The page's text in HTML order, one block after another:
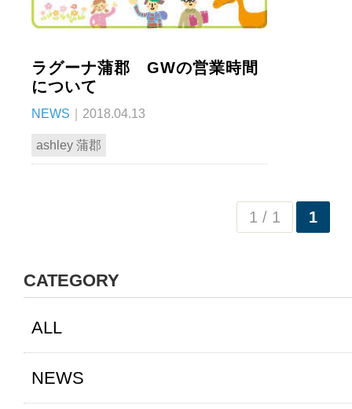
ラグーナ蒲郡 GWの営業時間
について
NEWS ｜2018.04.13
ashley 蒲郡
1 / 1 1
CATEGORY
ALL
NEWS